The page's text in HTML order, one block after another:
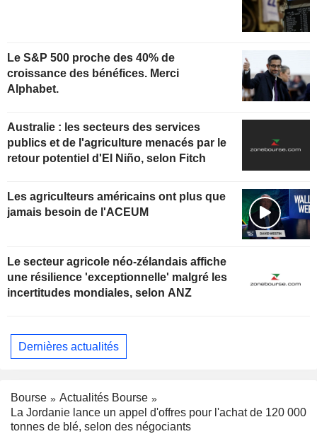
Le S&P 500 proche des 40% de
croissance des bénéfices. Merci
Alphabet.
Australie : les secteurs des services
publics et de l'agriculture menacés par le
retour potentiel d'El Niño, selon Fitch
Les agriculteurs américains ont plus que
jamais besoin de l'ACEUM
Le secteur agricole néo-zélandais affiche
une résilience 'exceptionnelle' malgré les
incertitudes mondiales, selon ANZ
Dernières actualités
Bourse
Actualités Bourse
La Jordanie lance un appel d'offres pour l'achat de 120 000
tonnes de blé, selon des négociants